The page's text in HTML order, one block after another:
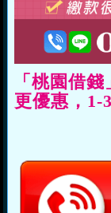
「桃園借
更優惠，1-